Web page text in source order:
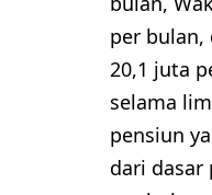
per bulan,
20,1 juta
selama
pensiun
dari dasar